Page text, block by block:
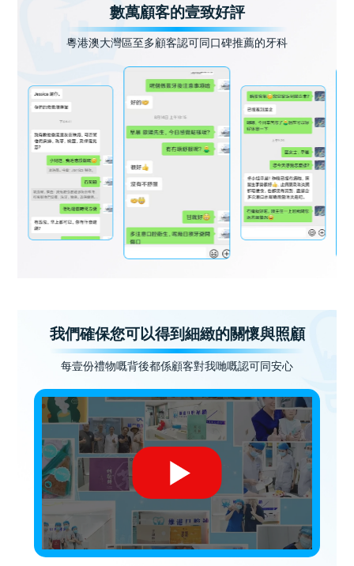
數萬顧客的壹致好評
粵港澳大灣區至多顧客認可同口碑推薦的牙科
我們確保您可以得到細緻的關懷與照顧
每壹份禮物嘅背後都係顧客對我哋嘅認可同安心